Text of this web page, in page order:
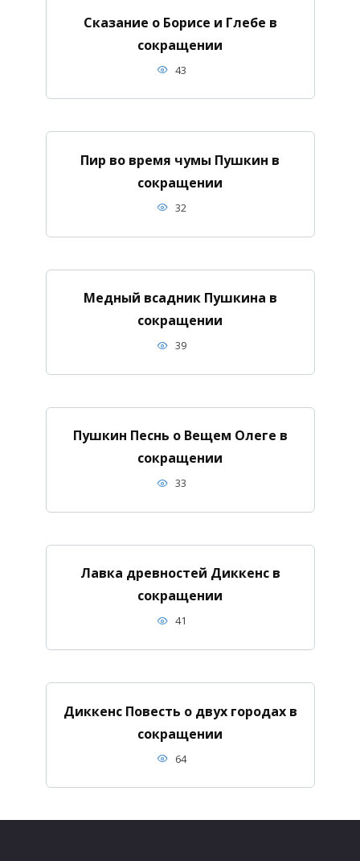
Сказание о Борисе и Глебе в
сокращении
43
Пир во время чумы Пушкин в
сокращении
32
Медный всадник Пушкина в
сокращении
39
Пушкин Песнь о Вещем Олеге в
сокращении
33
Лавка древностей Диккенс в
сокращении
41
Диккенс Повесть о двух городах в
сокращении
64